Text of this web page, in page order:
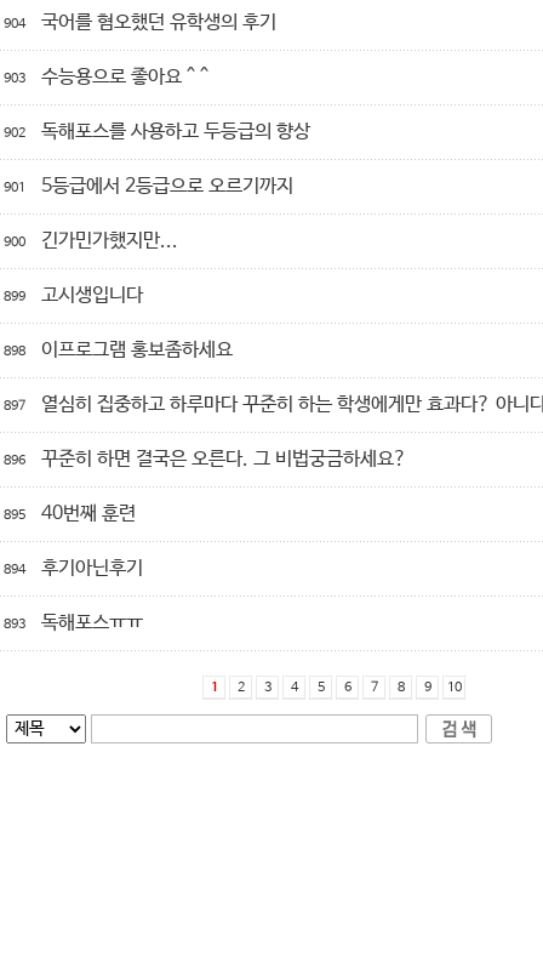
904 국어를 혐오했던 유학생의 후기
903 수능용으로 좋아요 ^ ^
902 독해포스를 사용하고 두등급의 향상
901 5등급에서 2등급으로 오르기까지
900 긴가민가했지만...
899 고시생입니다
898 이프로그램 홍보좀하세요
897 열심히 집중하고 하루마다 꾸준히 하는 학생에게만 효과다? 아니
896 꾸준히 하면 결국은 오른다. 그 비법궁금하세요?
895 40번째 훈련
894 후기아닌후기
893 독해포스ㅠㅠ
1 2 3 4 5 6 7 8 9 10